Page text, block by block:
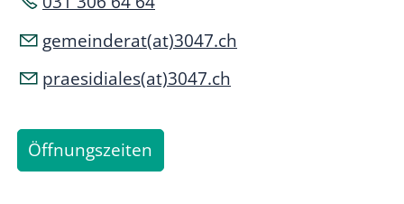
gemeinderat(at)3047.ch
praesidiales(at)3047.ch
Öffnungszeiten